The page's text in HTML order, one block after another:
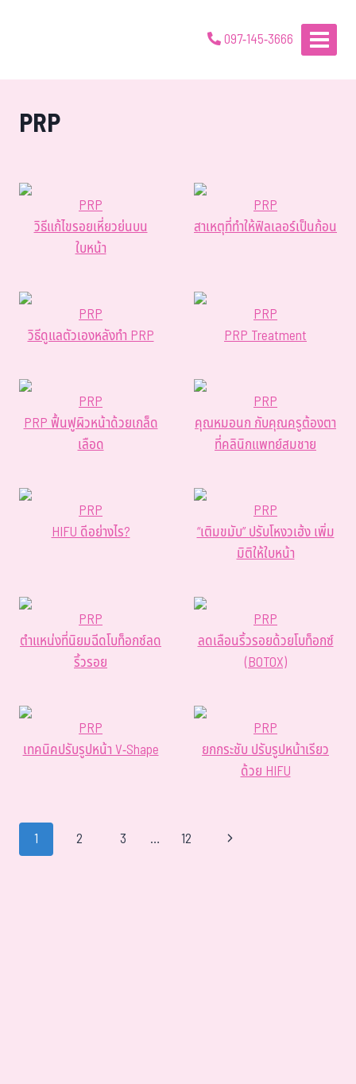
097-145-3666
PRP
PRP
วิธีแก้ไขรอยเหี่ยวย่นบน
ใบหน้า
PRP
สาเหตุที่ทำให้ฟิลเลอร์เป็นก้อน
PRP
วิธีดูแลตัวเองหลังทำ PRP
PRP
PRP Treatment
PRP
PRP ฟื้นฟูผิวหน้าด้วยเกล็ด
เลือด
PRP
คุณหมอนก กับคุณครูต้องตา
ที่คลินิกแพทย์สมชาย
PRP
HIFU ดีอย่างไร?
PRP
“เติมขมับ” ปรับโหงวเฮ้ง เพิ่ม
มิติให้ใบหน้า
PRP
ตำแหน่งที่นิยมฉีดโบท็อกซ์ลด
ริ้วรอย
PRP
ลดเลือนริ้วรอยด้วยโบท็อกซ์
(BOTOX)
PRP
เทคนิคปรับรูปหน้า V-Shape
PRP
ยกกระชับ ปรับรูปหน้าเรียว
ด้วย HIFU
1 2 3 … 12